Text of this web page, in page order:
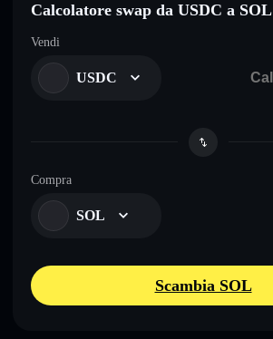
Calcolatore swap da USDC a SOL
Vendi
USDC
Compra
SOL
Scambia SOL